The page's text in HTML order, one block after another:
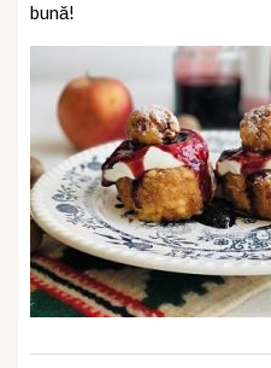
bună!